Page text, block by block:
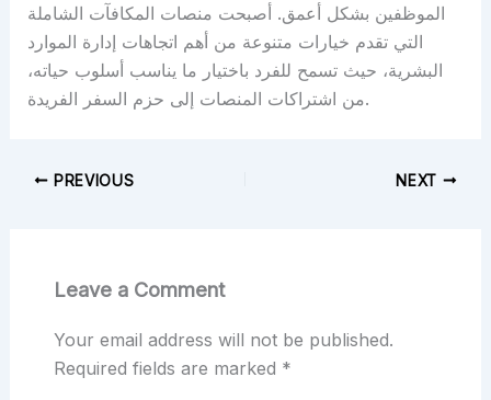
الموظفين بشكل أعمق. أصبحت منصات المكافآت الشاملة
التي تقدم خيارات متنوعة من أهم اتجاهات إدارة الموارد
البشرية، حيث تسمح للفرد باختيار ما يناسب أسلوب حياته،
من اشتراكات المنصات إلى حزم السفر الفريدة.
PREVIOUS NEXT
Leave a Comment
Your email address will not be published.
Required fields are marked *